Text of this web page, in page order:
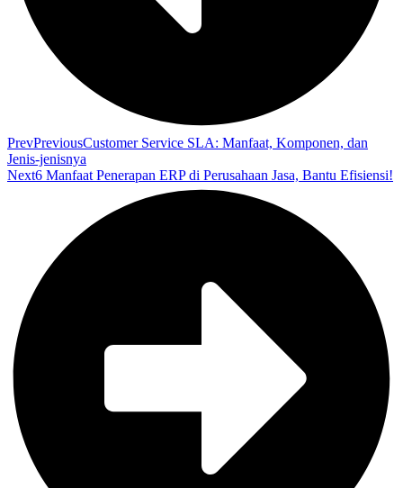
PrevPreviousCustomer Service SLA: Manfaat, Komponen, dan
Jenis-jenisnya
Next6 Manfaat Penerapan ERP di Perusahaan Jasa, Bantu Efisiensi!